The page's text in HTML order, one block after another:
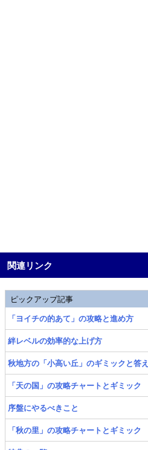
関連リンク
ピックアップ記事
「ヨイチの的あて」の攻略と進め方
絆レベルの効率的な上げ方
秋地方の「小高い丘」のギミックと答え
「天の国」の攻略チャートとギミック
序盤にやるべきこと
「秋の里」の攻略チャートとギミック